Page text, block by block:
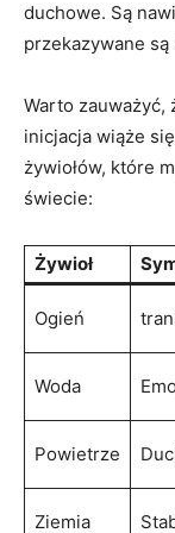
duchowe. Są
przekazywane
Warto zauważyć,
inicjacja wiąże
żywiołów, które
świecie:
Żywioł
Ogień
Woda
Powietrze
Ziemia